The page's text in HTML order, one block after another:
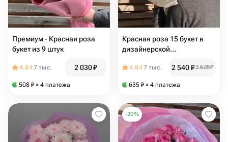
Премиум - Красная роза
букет из 9 штук
4.847 тыс. 2 030₽
508 ₽ × 4 платежа
Красная роза 15 букет в
дизайнерской
4.847 тыс. 2 540₽3 628₽
635 ₽ × 4 платежа
-20%